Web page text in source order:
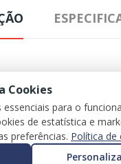
Cookies
essenciais para o
de estatística e
preferências. Política de